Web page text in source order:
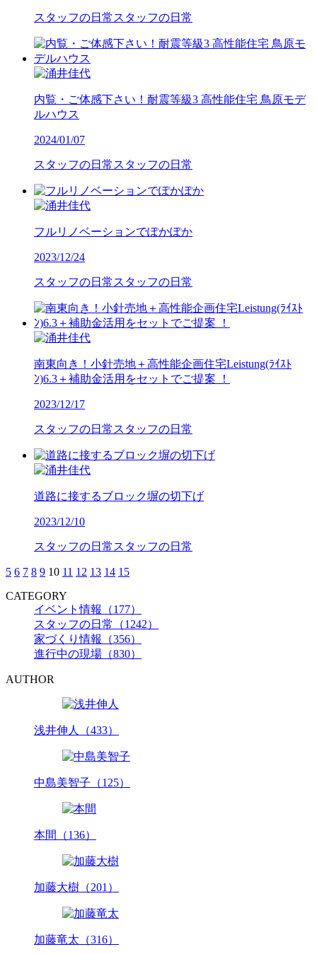
スタッフの日常 スタッフの日常
内覧・ご体感下さい！耐震等級3 高性能住宅 鳥原モデ
ルハウス
2024/01/07
スタッフの日常 スタッフの日常
フルリノベーションでぽかぽか
2023/12/24
スタッフの日常 スタッフの日常
南東向き！小針売地＋高性能企画住宅Leistung(ﾗｲｽﾄ
ﾝ)6.3＋補助金活用をセットでご提案 ！
2023/12/17
スタッフの日常 スタッフの日常
道路に接するブロック塀の切下げ
2023/12/10
スタッフの日常 スタッフの日常
5 6 7 8 9 10 11 12 13 14 15
CATEGORY
イベント情報（177）
スタッフの日常（1242）
家づくり情報（356）
進行中の現場（830）
AUTHOR
浅井伸人（433）
中島美智子（125）
本間（136）
加藤大樹（201）
加藤竜太（316）